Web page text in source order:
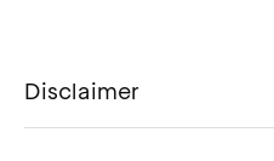
Disclaimer